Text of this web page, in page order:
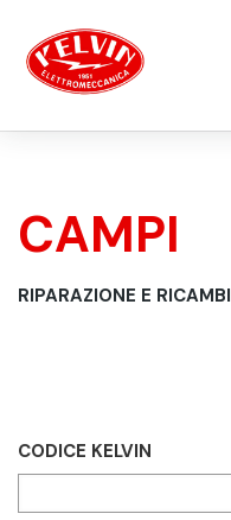
CAMPI
TU SEI QUI
RIPARAZIONE E RICAMBI
CODICE KELVIN